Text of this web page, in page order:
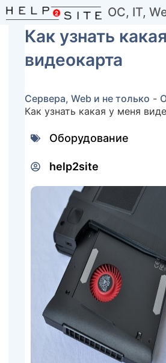
ОС, IT,
Как узнать
видеокарта
Сервера, Web и не только -
Как узнать какая у меня
Оборудование
help2site